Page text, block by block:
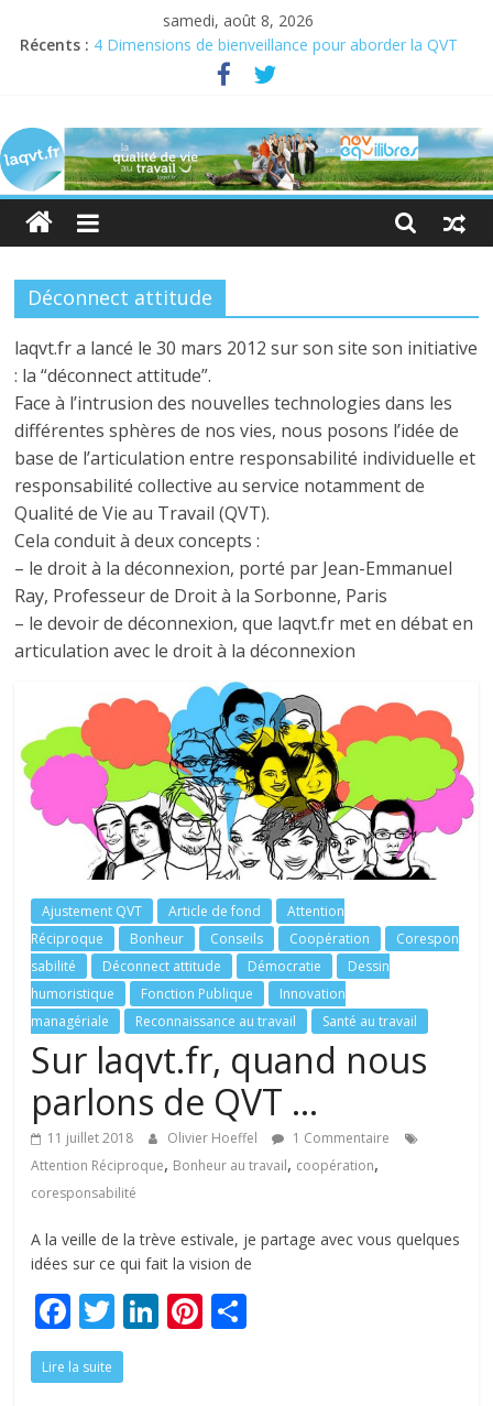
samedi, août 8, 2026
Récents : 4 Dimensions de bienveillance pour aborder la QVT
Semaine pour la QVCT du 19 au 23 juin 2023
Semaine de la QVT 2022 : En quête de sens au travail
Bienveillance, progrès et QVT
laqvt.fr
La
QVT
pour
et
pour
tous,
et
par
toutes
et
par
tous
Déconnect attitude
laqvt.fr a lancé le 30 mars 2012 sur son site son initiative
: la “déconnect attitude”.
Face à l’intrusion des nouvelles technologies dans les
différentes sphères de nos vies, nous posons l’idée de
base de l’articulation entre responsabilité individuelle et
responsabilité collective au service notamment de
Qualité de Vie au Travail (QVT).
Cela conduit à deux concepts :
– le droit à la déconnexion, porté par Jean-Emmanuel
Ray, Professeur de Droit à la Sorbonne, Paris
– le devoir de déconnexion, que laqvt.fr met en débat en
articulation avec le droit à la déconnexion
Ajustement QVT Article de fond
Attention
Réciproque
Bonheur Conseils Coopération
Corespon
sabilité
Déconnect attitude Démocratie
Dessin
humoristique
Fonction Publique
Innovation
managériale
Reconnaissance au travail Santé au travail
Sur laqvt.fr, quand nous
parlons de QVT …
11 juillet 2018 Olivier Hoeffel
1 Commentaire
Attention Réciproque, Bonheur au travail, coopération,
coresponsabilité
A la veille de la trève estivale, je partage avec vous quelques
idées sur ce qui fait la vision de
F
ac
e
T
w
itt
Li Pi
Lire la suite